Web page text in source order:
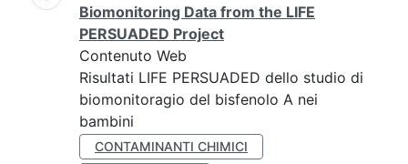
Biomonitoring Data from the LIFE
PERSUADED Project
Contenuto Web
Risultati LIFE PERSUADED dello studio di
biomonitoragio del bisfenolo A nei
bambini
CONTAMINANTI CHIMICI